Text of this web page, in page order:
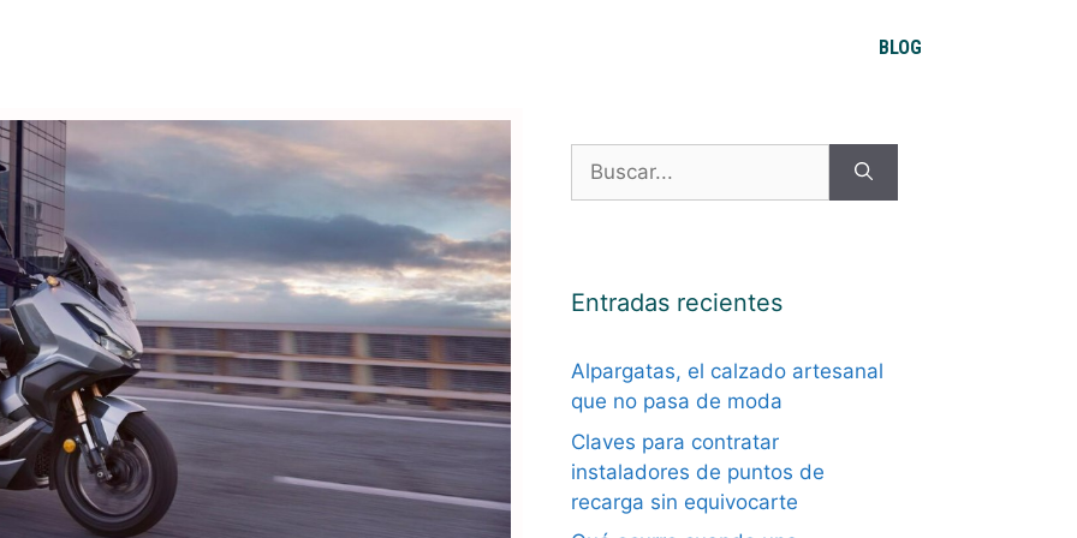
BLOG
Buscar:
Entradas recientes
Alpargatas, el calzado artesanal
que no pasa de moda
Claves para contratar
instaladores de puntos de
recarga sin equivocarte